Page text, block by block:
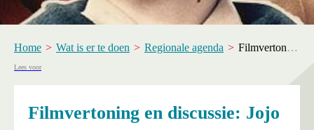
Home Wat is er te doen Regionale agenda Filmvertoning en discussie: Jojo Rabbit
Lees voor
Filmvertoning en discussie: Jojo